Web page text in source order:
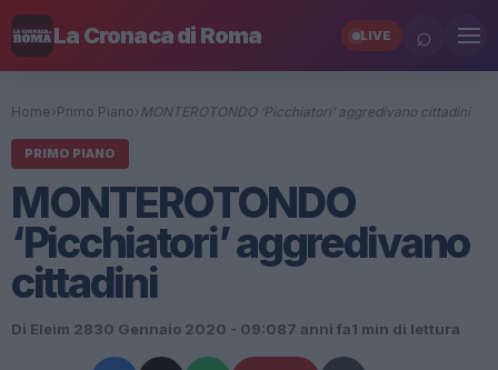
La Cronaca di Roma LIVE ⌕
Home› Primo Piano› MONTEROTONDO ‘Picchiatori’ aggredivano cittadini
PRIMO PIANO
MONTEROTONDO
‘Picchiatori’ aggredivano
cittadini
Di Eleim 2830 Gennaio 2020 - 09:087 anni fa1 min di lettura